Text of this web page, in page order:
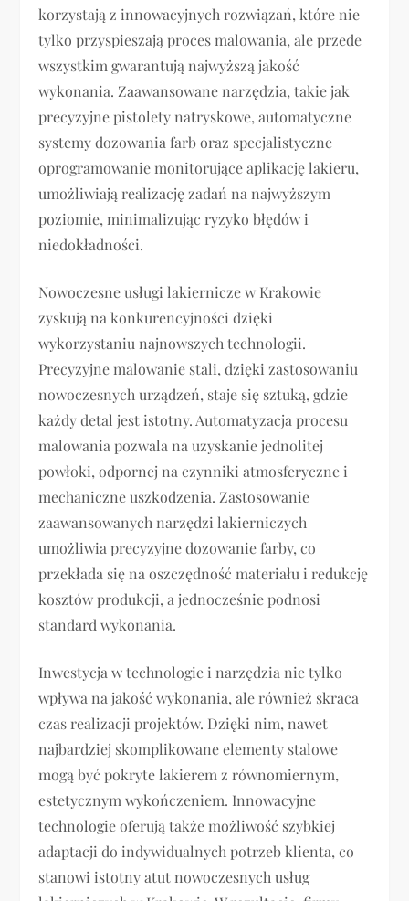
korzystają z innowacyjnych rozwiązań, które nie
tylko przyspieszają proces malowania, ale przede
wszystkim gwarantują najwyższą jakość
wykonania. Zaawansowane narzędzia, takie jak
precyzyjne pistolety natryskowe, automatyczne
systemy dozowania farb oraz specjalistyczne
oprogramowanie monitorujące aplikację lakieru,
umożliwiają realizację zadań na najwyższym
poziomie, minimalizując ryzyko błędów i
niedokładności.
Nowoczesne usługi lakiernicze w Krakowie
zyskują na konkurencyjności dzięki
wykorzystaniu najnowszych technologii.
Precyzyjne malowanie stali, dzięki zastosowaniu
nowoczesnych urządzeń, staje się sztuką, gdzie
każdy detal jest istotny. Automatyzacja procesu
malowania pozwala na uzyskanie jednolitej
powłoki, odpornej na czynniki atmosferyczne i
mechaniczne uszkodzenia. Zastosowanie
zaawansowanych narzędzi lakierniczych
umożliwia precyzyjne dozowanie farby, co
przekłada się na oszczędność materiału i redukcję
kosztów produkcji, a jednocześnie podnosi
standard wykonania.
Inwestycja w technologie i narzędzia nie tylko
wpływa na jakość wykonania, ale również skraca
czas realizacji projektów. Dzięki nim, nawet
najbardziej skomplikowane elementy stalowe
mogą być pokryte lakierem z równomiernym,
estetycznym wykończeniem. Innowacyjne
technologie oferują także możliwość szybkiej
adaptacji do indywidualnych potrzeb klienta, co
stanowi istotny atut nowoczesnych usług